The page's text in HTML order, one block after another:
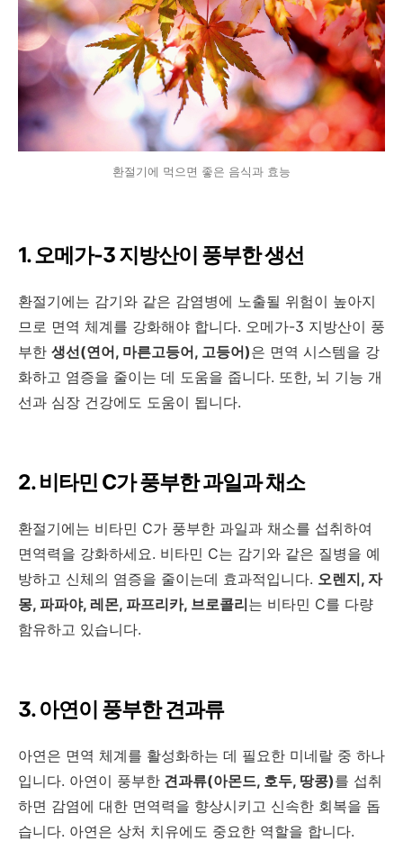
환절기에 먹으면 좋은 음식과 효능
1. 오메가-3 지방산이 풍부한 생선
환절기에는 감기와 같은 감염병에 노출될 위험이 높아지
므로 면역 체계를 강화해야 합니다. 오메가-3 지방산이 풍
부한 생선(연어, 마른고등어, 고등어)은 면역 시스템을 강
화하고 염증을 줄이는 데 도움을 줍니다. 또한, 뇌 기능 개
선과 심장 건강에도 도움이 됩니다.
2. 비타민 C가 풍부한 과일과 채소
환절기에는 비타민 C가 풍부한 과일과 채소를 섭취하여
면역력을 강화하세요. 비타민 C는 감기와 같은 질병을 예
방하고 신체의 염증을 줄이는데 효과적입니다. 오렌지, 자
몽, 파파야, 레몬, 파프리카, 브로콜리는 비타민 C를 다량
함유하고 있습니다.
3. 아연이 풍부한 견과류
아연은 면역 체계를 활성화하는 데 필요한 미네랄 중 하나
입니다. 아연이 풍부한 견과류(아몬드, 호두, 땅콩)를 섭취
하면 감염에 대한 면역력을 향상시키고 신속한 회복을 돕
습니다. 아연은 상처 치유에도 중요한 역할을 합니다.